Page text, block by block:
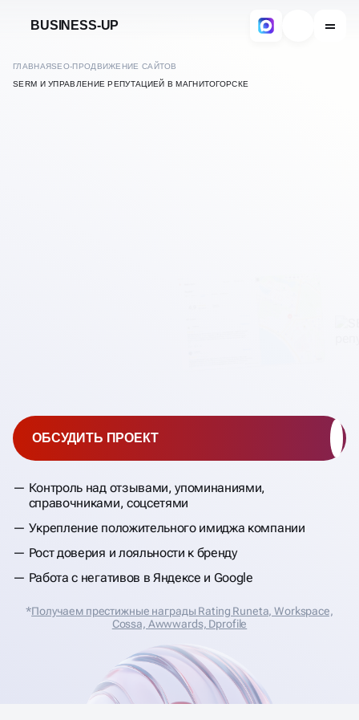
BUSINESS-UP
ГЛАВНАЯSEO-ПРОДВИЖЕНИЕ САЙТОВ
SERM И УПРАВЛЕНИЕ РЕПУТАЦИЕЙ В МАГНИТОГОРСКЕ
Контроль над отзывами, упоминаниями,
справочниками, соцсетями
Укрепление положительного имиджа компании
Рост доверия и лояльности к бренду
Работа с негативов в Яндексе и Google
ОБСУДИТЬ ПРОЕКТ
*Получаем престижные награды Rating Runeta, Workspace,
Cossa, Аwwwards, Dprofile